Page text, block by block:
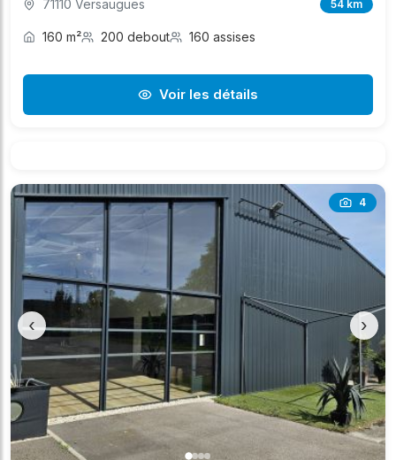
71110 Versaugues 54 km
160 m² 200 debout 160 assises
Voir les détails
4
‹ ›